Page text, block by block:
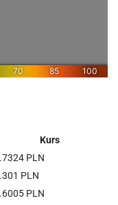
Kurs
PLN
PLN
PLN